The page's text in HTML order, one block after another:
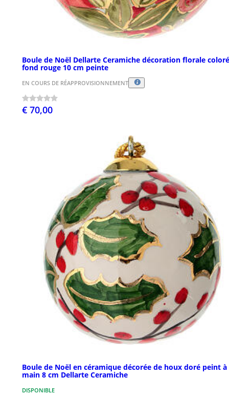
Boule de Noël Dellarte Ceramiche décoration florale
fond rouge 10 cm peinte
EN COURS DE RÉAPPROVISIONNEMENT
€ 70,00
Boule de Noël en céramique décorée de houx doré peint à
main 8 cm Dellarte Ceramiche
DISPONIBLE